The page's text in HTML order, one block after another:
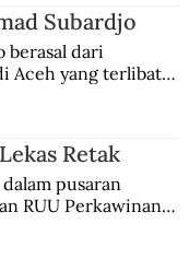
Subardjo
berasal dari
Aceh yang terlibat
Retak
pusaran
RUU Perkawinan.